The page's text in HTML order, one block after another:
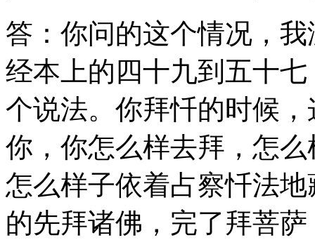
答：你问的这个情况，
经本上的四十九到五十
个说法。你拜忏的时候
你，你怎么样去拜，怎
怎么样子依着占察忏法
的先拜诸佛，完了拜菩